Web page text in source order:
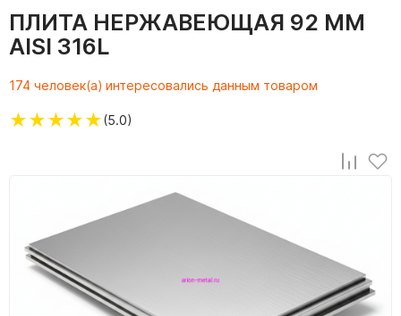
ПЛИТА НЕРЖАВЕЮЩАЯ 92 ММ
AISI 316L
174 человек(а) интересовались данным товаром
★★★★★(5.0)